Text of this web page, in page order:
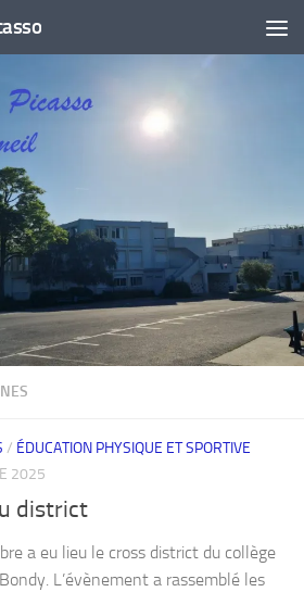
/ ÉDUCATION PHYSIQUE ET SPORTIVE
2025
district
a eu lieu le cross district du collège
L’évènement a rassemblé les